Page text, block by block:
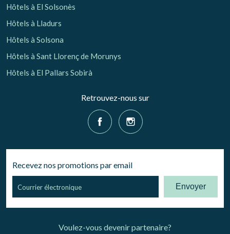
Hôtels à El Solsonès
Hôtels à Lladurs
Hôtels à Solsona
Hôtels à Sant Llorenç de Morunys
Hôtels à El Pallars Sobirà
Retrouvez-nous sur
Recevez nos promotions par email
Envoyer
Voulez-vous devenir partenaire?